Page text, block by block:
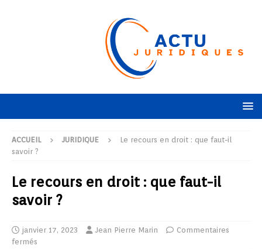
ACCUEIL JURIDIQUE
Le recours en droit : que faut-il
savoir ?
Le recours en droit : que faut-il
savoir ?
janvier 17, 2023 Jean Pierre Marin
Commentaires
fermés